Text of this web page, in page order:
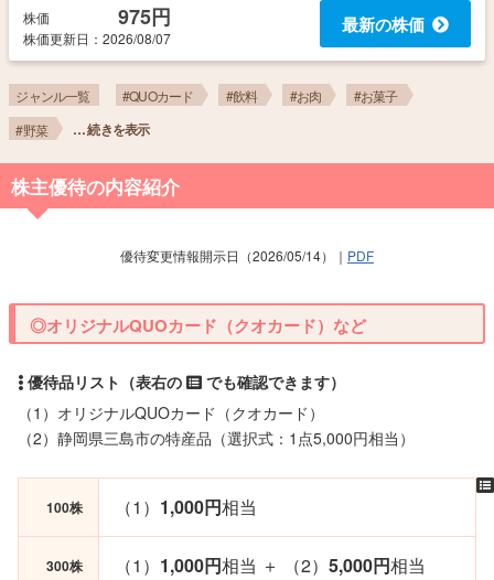
株価 975円
株価更新日 ：2026/08/07
最新の株価
ジャンル一覧 #QUOカード #飲料 #お肉
#お菓子
#野菜
… 続きを表示
株主優待の内容紹介
優待変更情報開示日（2026/05/14）｜ PDF
◎オリジナルQUOカード（クオカード）など
（1）オリジナルQUOカード（クオカード）
（2）静岡県三島市の特産品（選択式：1点5,000円相当）
100株 （1） 1,000円相当
300株 （1） 1,000円相当 ＋ （2）5,000円相当